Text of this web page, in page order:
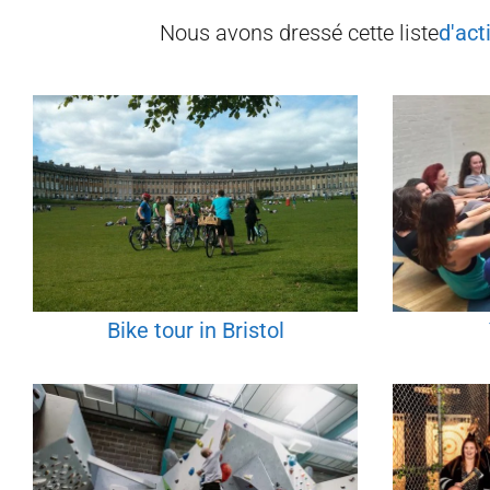
Nous avons dressé cette liste
Bike tour in Bristol